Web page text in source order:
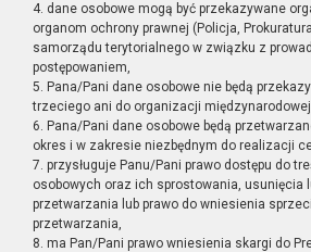
4. dane osobowe mogą być przekazywane
organom ochrony prawnej (Policja,
samorządu terytorialnego w związku z
postępowaniem,
5. Pana/Pani dane osobowe nie będą
trzeciego ani do organizacji
6. Pana/Pani dane osobowe będą
okres i w zakresie niezbędnym do realizacji
7. przysługuje Panu/Pani prawo dostępu do
osobowych oraz ich sprostowania, usunięcia
przetwarzania lub prawo do wniesienia
przetwarzania,
8. ma Pan/Pani prawo wniesienia skargi do